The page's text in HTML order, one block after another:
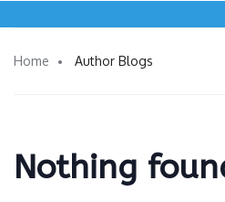
Home Author Blogs
Nothing